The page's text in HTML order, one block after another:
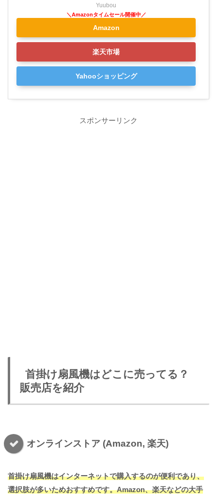
Yuubou
Amazon
楽天市場
Yahooショッピング
スポンサーリンク
首掛け扇風機はどこに売ってる？
販売店を紹介
オンラインストア (Amazon, 楽天)
首掛け扇風機はインターネットで購入するのが便利であり、
選択肢が多いためおすすめです。Amazon、楽天などの大手